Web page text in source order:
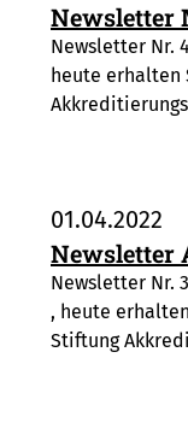
Newsletter
Newsletter Nr.
heute erhalten
01.04.2022
Newsletter
Newsletter Nr.
, heute
Stiftung